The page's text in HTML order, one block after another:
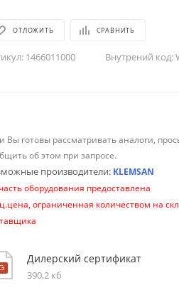
ОТЛОЖИТЬ СРАВНИТЬ
1466011000 Внутрений код:
Вы готовы рассматривать аналоги,
об этом при запросе.
производители: KLEMSAN
оборудования предоставлена
ограниченная количеством на
Дилерский сертификат
390,2 кб